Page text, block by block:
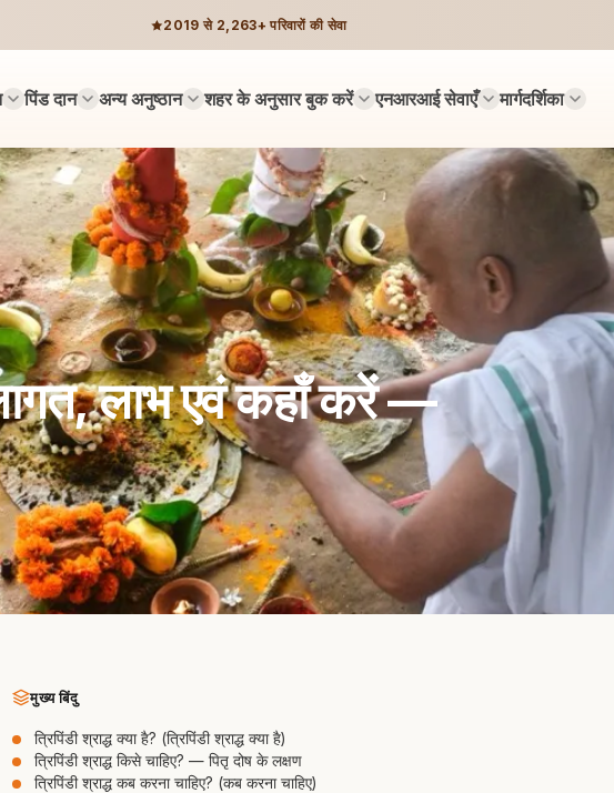
2019 से 2,263+ परिवारों की सेवा
पिंड दान अन्य अनुष्ठान शहर के अनुसार बुक करें एनआरआई सेवाएँ मार्गदर्शिका
लागत, लाभ एवं कहाँ करें —
मुख्य बिंदु
त्रिपिंडी श्राद्ध क्या है? (त्रिपिंडी श्राद्ध क्या है)
त्रिपिंडी श्राद्ध किसे चाहिए? — पितृ दोष के लक्षण
त्रिपिंडी श्राद्ध कब करना चाहिए? (कब करना चाहिए)